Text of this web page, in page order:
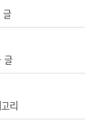
글
글
리